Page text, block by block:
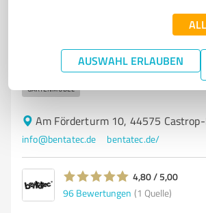
AUSWAHL ERLAUBEN
Hochwertige Stahlgestelle und Tische
STAHLGESTELLE
GARTENMÖBEL
Am Förderturm 10, 44575
info@bentatec.de bentatec.de/
4,80 / 5,00
96 Bewertungen (1 Quelle)